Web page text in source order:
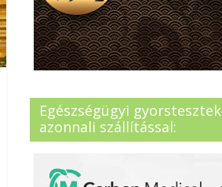
Egészségügyi gyorstesztek
azonnali szállítással: